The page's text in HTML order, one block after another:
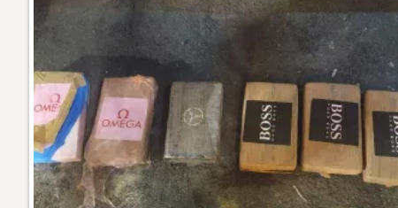
Política
Show
Deportes
Mundo